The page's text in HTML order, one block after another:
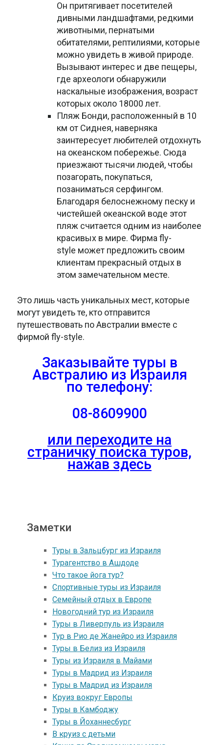
Он притягивает посетителей
дивными ландшафтами, редкими
животными, пернатыми
обитателями, рептилиями, которые
можно увидеть в живой природе.
Вызывают интерес и две пещеры,
где археологи обнаружили
наскальные изображения, возраст
которых около 18000 лет.
Пляж Бонди, расположенный в 10
км от Сиднея, наверняка
заинтересует любителей отдохнуть
на океанском побережье. Сюда
приезжают тысячи людей, чтобы
позагорать, покупаться,
позаниматься серфингом.
Благодаря белоснежному песку и
чистейшей океанской воде этот
пляж считается одним из наиболее
красивых в мире. Фирма fly-
style может предложить своим
клиентам прекрасный отдых в
этом замечательном месте.
Это лишь часть уникальных мест, которые
могут увидеть те, кто отправится
путешествовать по Австралии вместе с
фирмой fly-style.
Заказывайте туры в
Австралию из Израиля
по телефону:
08-8609900
или переходите на
страничку поиска туров,
нажав здесь
Заметки
Туры в Зальцбург из Израиля
Турагентство в Ашдоде
Что такое йога тур?
Спортивные туры из Израиля
Семейный отдых в Европе
Новогодний тур из Израиля
Туры в Ливерпуль из Израиля
Тур в Рио де Жанейро из Израиля
Туры в Белиз из Израиля
Туры из Израиля в Майами
Туры в Mадрид из Израиля
Туры в Mадрид из Израиля
Круиз вокруг Европы
Туры в Камбоджу
Туры в Йоханнесбург
В круиз с детьми